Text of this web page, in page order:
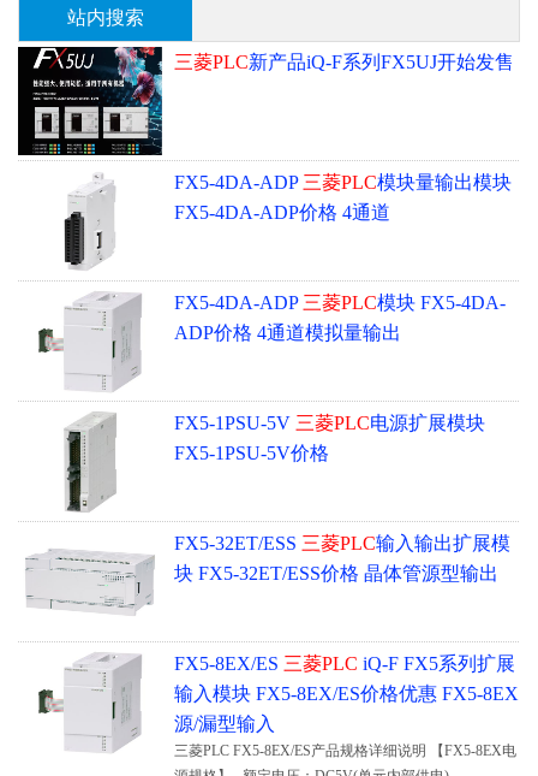
站内搜索
三菱PLC新产品iQ-F系列FX5UJ开始发售
FX5-4DA-ADP 三菱PLC模块量输出模块
FX5-4DA-ADP价格 4通道
FX5-4DA-ADP 三菱PLC模块 FX5-4DA-
ADP价格 4通道模拟量输出
FX5-1PSU-5V 三菱PLC电源扩展模块
FX5-1PSU-5V价格
FX5-32ET/ESS 三菱PLC输入输出扩展模
块 FX5-32ET/ESS价格 晶体管源型输出
FX5-8EX/ES 三菱PLC iQ-F FX5系列扩展
输入模块 FX5-8EX/ES价格优惠 FX5-8EX
源/漏型输入
三菱PLC FX5-8EX/ES产品规格详细说明 【FX5-8EX电